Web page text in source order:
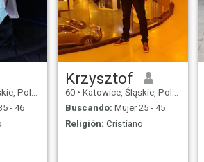
Polonia
- 46
Krzysztof
60 • Katowice, Śląskie, Polonia
Buscando: Mujer 25 - 45
Religión: Cristiano